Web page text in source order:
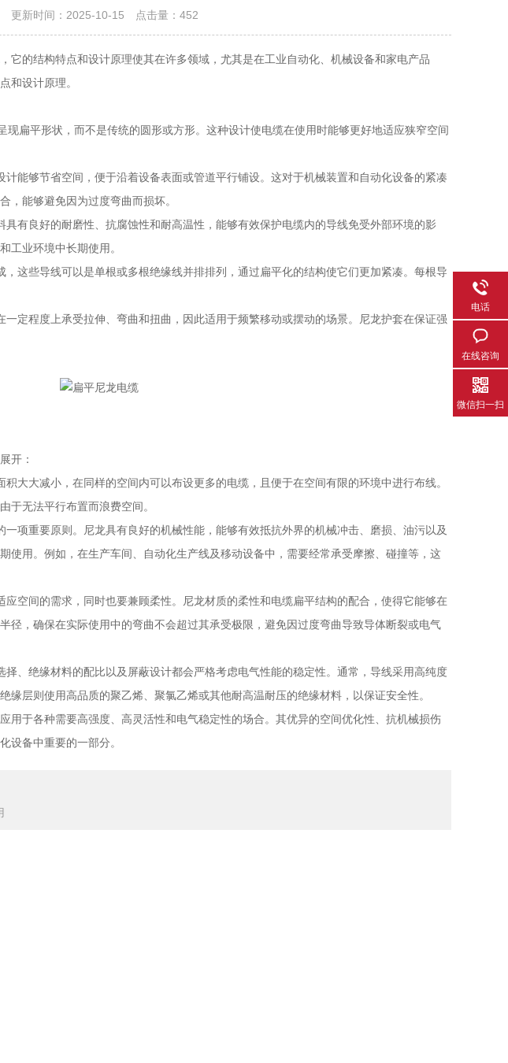
更新时间：2025-10-15 点击量： 452
的结构特点和设计原理使其在许多领域，尤其是在工业自动化、机械设备和家电产品
和设计原理。
现扁平形状，而不是传统的圆形或方形。这种设计使电缆在使用时能够更好地适应狭窄空间
够节省空间，便于沿着设备表面或管道平行铺设。这对于机械装置和自动化设备的紧凑
，能够避免因为过度弯曲而损坏。
良好的耐磨性、抗腐蚀性和耐高温性，能够有效保护电缆内的导线免受外部环境的影
工业环境中长期使用。
些导线可以是单根或多根绝缘线并排排列，通过扁平化的结构使它们更加紧凑。每根导
程度上承受拉伸、弯曲和扭曲，因此适用于频繁移动或摆动的场景。尼龙护套在保证强
开：
大减小，在同样的空间内可以布设更多的电缆，且便于在空间有限的环境中进行布线。
于无法平行布置而浪费空间。
重要原则。尼龙具有良好的机械性能，能够有效抵抗外界的机械冲击、磨损、油污以及
使用。例如，在生产车间、自动化生产线及移动设备中，需要经常承受摩擦、碰撞等，这
间的需求，同时也要兼顾柔性。尼龙材质的柔性和电缆扁平结构的配合，使得它能够在
径，确保在实际使用中的弯曲不会超过其承受极限，避免因过度弯曲导致导体断裂或电气
绝缘材料的配比以及屏蔽设计都会严格考虑电气性能的稳定性。通常，导线采用高纯度
缘层则使用高品质的聚乙烯、聚氯乙烯或其他耐高温耐压的绝缘材料，以保证安全性。
于各种需要高强度、高灵活性和电气稳定性的场合。其优异的空间优化性、抗机械损伤
设备中重要的一部分。
电话
在线咨询
微信扫一扫